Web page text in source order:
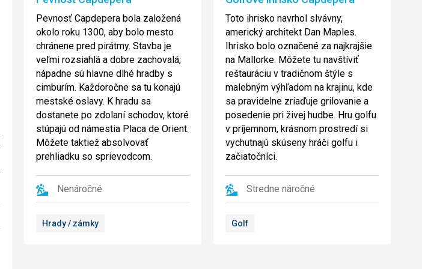
Pevnosť Capdepera bola založená
okolo roku 1300, aby bolo mesto
chránene pred pirátmy. Stavba je
veľmi rozsiahlá a dobre zachovalá,
nápadne sú hlavne dlhé hradby s
cimburím. Každoročne sa tu konajú
mestské oslavy. K hradu sa
dostanete po zdolaní schodov, ktoré
stúpajú od námestia Placa de Orient.
Môžete taktiež absolvovať
prehliadku so sprievodcom.
Nenáročné
Hrady / zámky
Toto ihrisko navrhol slvávny,
americký architekt Dan Maples.
Ihrisko bolo označené za najkrajšie
na Mallorke. Môžete tu navštíviť
reštauráciu v tradičnom štýle s
malebným výhľadom na krajinu, kde
sa pravidelne zriaďuje grilovanie a
posedenie pri živej hudbe. Hru golfu
v príjemnom, krásnom prostredí si
vychutnajú skúseny hráči golfu i
začiatočníci.
Stredne náročné
Golf